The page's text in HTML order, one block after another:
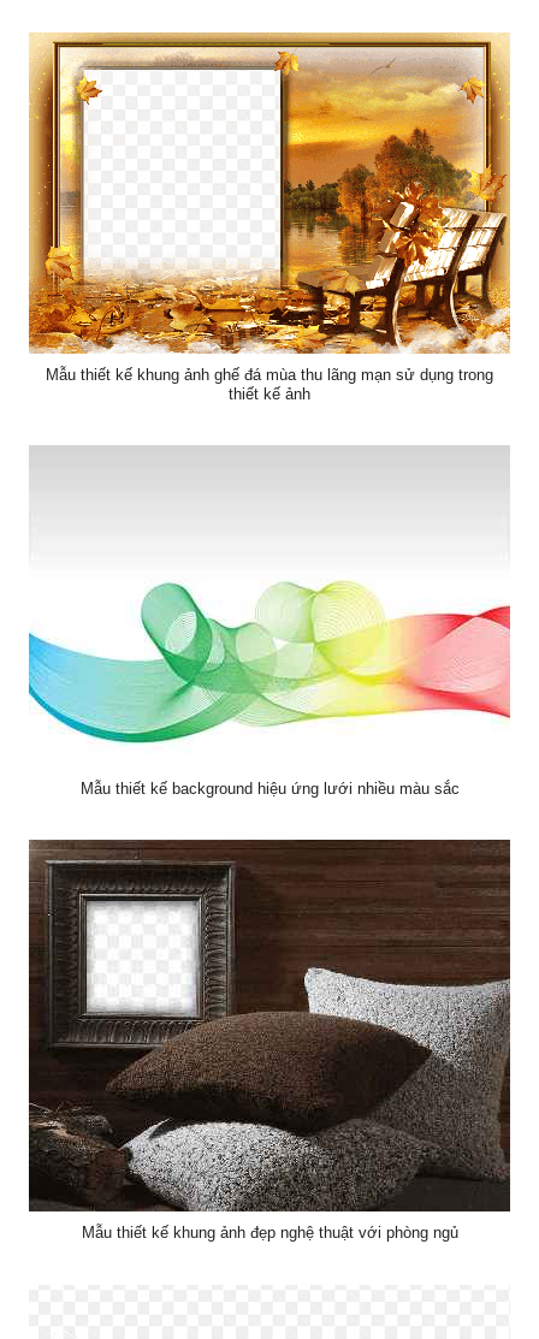
Mẫu thiết kế khung ảnh ghế đá mùa thu lãng mạn sử dụng trong
thiết kế ảnh
Mẫu thiết kế background hiệu ứng lưới nhiều màu sắc
Mẫu thiết kế khung ảnh đẹp nghệ thuật với phòng ngủ